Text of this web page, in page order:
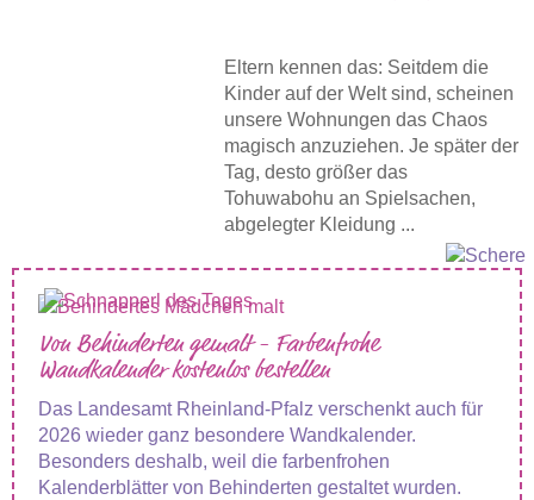
Eltern kennen das: Seitdem die
Kinder auf der Welt sind, scheinen
unsere Wohnungen das Chaos
magisch anzuziehen. Je später der
Tag, desto größer das
Tohuwabohu an Spielsachen,
abgelegter Kleidung ...
Von Behinderten gemalt - Farbenfrohe
Wandkalender kostenlos bestellen
Das Landesamt Rheinland-Pfalz verschenkt auch für
2026 wieder ganz besondere Wandkalender.
Besonders deshalb, weil die farbenfrohen
Kalenderblätter von Behinderten gestaltet wurden.